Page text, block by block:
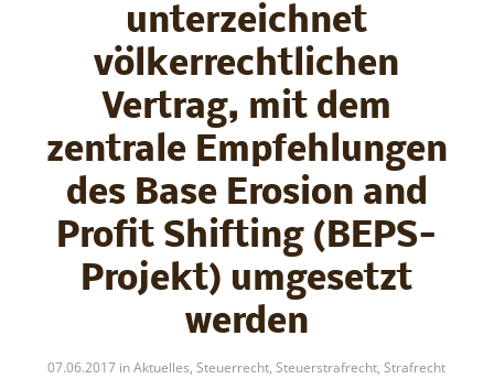
unterzeichnet
völkerrechtlichen
Vertrag, mit dem
zentrale Empfehlungen
des Base Erosion and
Profit Shifting (BEPS-
Projekt) umgesetzt
werden
07.06.2017 inAktuelles,Steuerrecht,Steuerstrafrecht,Strafrecht